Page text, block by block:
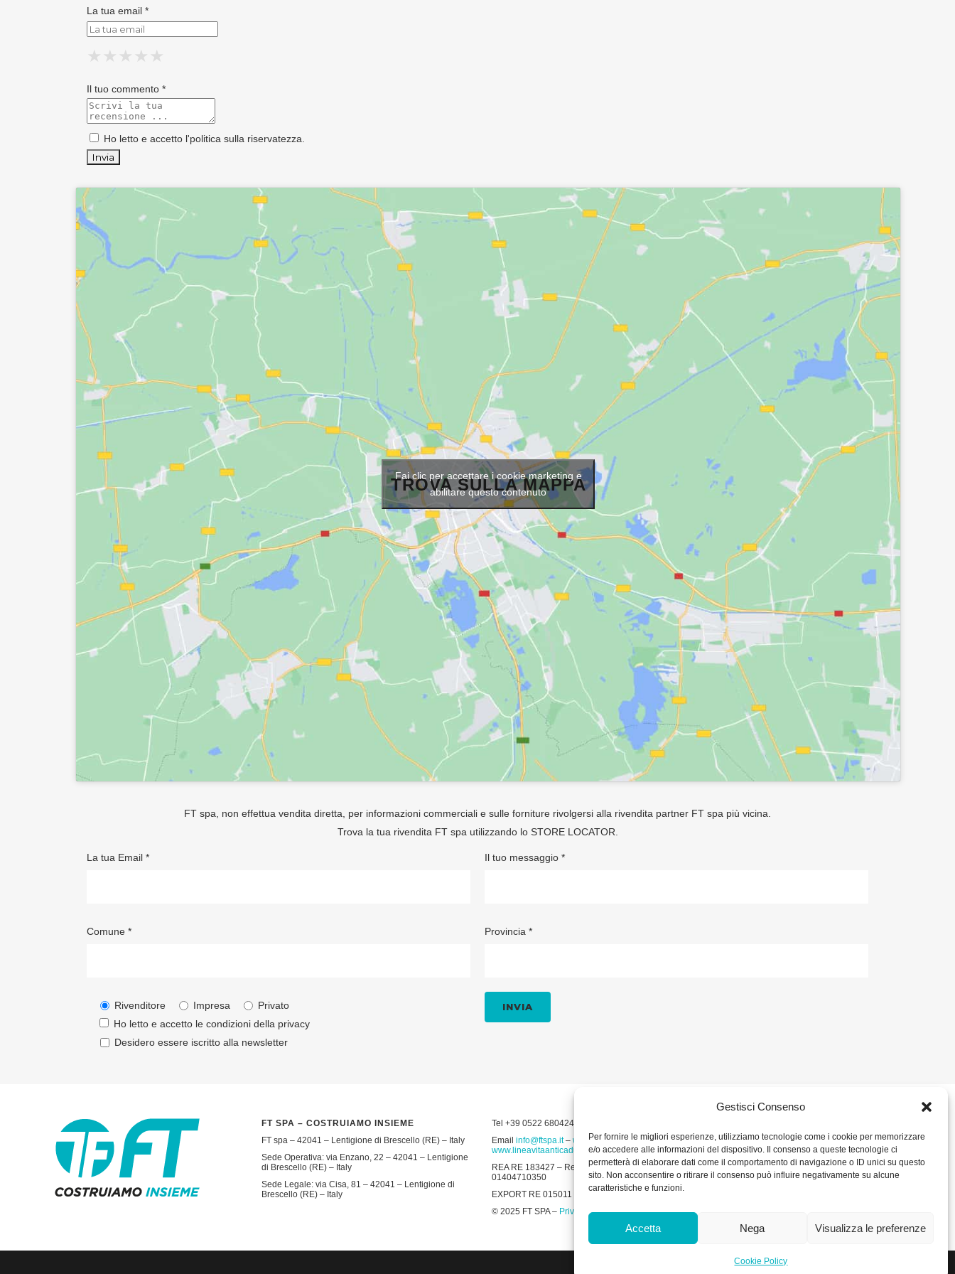
Gestisci Consenso
Per fornire le migliori esperienze, utilizziamo tecnologie come i cookie per memorizzare
e/o accedere alle informazioni del dispositivo. Il consenso a queste tecnologie ci
permetterà di elaborare dati come il comportamento di navigazione o ID unici su questo
sito. Non acconsentire o ritirare il consenso può influire negativamente su alcune
caratteristiche e funzioni.
Accetta Nega Visualizza le preferenze
Cookie Policy
La tua email *
★
★ ★
★ ★ ★
★ ★ ★ ★
★ ★ ★ ★ ★
Il tuo commento *
Ho letto e accetto l'politica sulla riservatezza
TROVA SULLA MAPPA
Fai clic per accettare i cookie marketing e
abilitare questo contenuto
FT spa, non effettua vendita diretta, per informazioni commerciali e sulle forniture rivolgersi alla rivendita partner FT spa più vicina.
Trova la tua rivendita FT spa utilizzando lo STORE LOCATOR
La tua Email *
Comune *
Rivenditore Impresa
Privato
Ho letto e accetto le condizioni della privacy
Desidero essere iscritto alla newsletter
Il tuo messaggio *
Provincia *
FT SPA – COSTRUIAMO INSIEME
FT spa – 42041 – Lentigione di Brescello (RE) – Italy
Sede Operativa: via Enzano, 22 – 42041 – Lentigione
di Brescello (RE) – Italy
Sede Legale: via Cisa, 81 – 42041 – Lentigione di
Brescello (RE) – Italy
Tel +39 0522 680424 – Fax +39 0522 680386
Email info@ftspa.it– www.ftspa.it–
www.lineavitaanticaduta.it
REA RE 183427 – Reg. Imp. RE 19643 – P. IVA IT
01404710350
EXPORT RE 015011 Cap. Soc € 300.000 int. Vers.
© 2025 FT SPA – Privacy Policy–Cookie Policy
ORARIO DI UFFICIO:
Dal Lunedì al Venerdì: 8.00/12.30 - 13.30/17.30
RICEVIMENTO MERCI: